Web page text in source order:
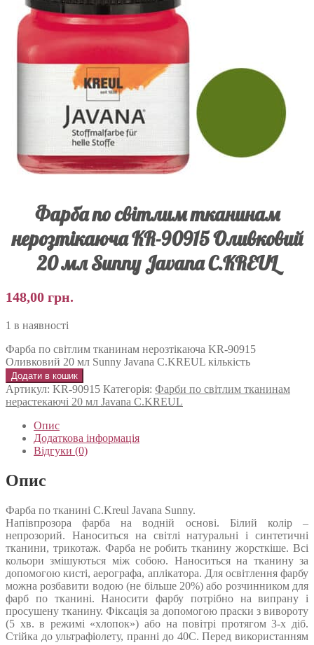
Фарба по світлим тканинам
нерозтікаюча KR-90915 Оливковий
20 мл Sunny Javana C.KREUL
148,00 грн.
1 в наявності
Фарба по світлим тканинам нерозтікаюча KR-90915
Оливковий 20 мл Sunny Javana C.KREUL кількість
Додати в кошик
Артикул: KR-90915 Категорія: Фарби по світлим тканинам
нерастекаючі 20 мл Javana C.KREUL
Опис
Додаткова інформація
Відгуки (0)
Опис
Фарба по тканині C.Kreul Javana Sunny.
Напівпрозора фарба на водній основі. Білий колір –
непрозорий. Наноситься на світлі натуральні і синтетичні
тканини, трикотаж. Фарба не робить тканину жорсткіше. Всі
кольори змішуються між собою. Наноситься на тканину за
допомогою кисті, аерографа, аплікатора. Для освітлення фарбу
можна розбавити водою (не більше 20%) або розчинником для
фарб по тканині. Наносити фарбу потрібно на випрану і
просушену тканину. Фіксація за допомогою праски з вивороту
(5 хв. в режимі «хлопок») або на повітрі протягом 3-х діб.
Стійка до ультрафіолету, пранні до 40С. Перед використанням